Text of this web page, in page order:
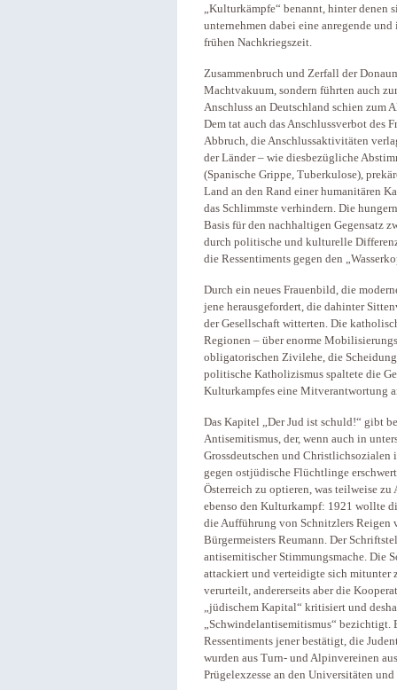
„Kulturkämpfe“ benannt, hinter denen
unternehmen dabei eine anregende
frühen Nachkriegszeit.
Zusammenbruch und Zerfall der
Machtvakuum, sondern führten auch
Anschluss an Deutschland schien zum
Dem tat auch das Anschlussverbot des
Abbruch, die Anschlussaktivitäten
der Länder – wie diesbezügliche
(Spanische Grippe, Tuberkulose),
Land an den Rand einer humanitären
das Schlimmste verhindern. Die
Basis für den nachhaltigen Gegensatz
durch politische und kulturelle
die Ressentiments gegen den
Durch ein neues Frauenbild, die
jene herausgefordert, die dahinter
der Gesellschaft witterten. Die
Regionen – über enorme
obligatorischen Zivilehe, die
politische Katholizismus spaltete die
Kulturkampfes eine Mitverantwortung
Das Kapitel „Der Jud ist schuld!“ gibt
Antisemitismus, der, wenn auch in
Grossdeutschen und Christlichsozialen
gegen ostjüdische Flüchtlinge
Österreich zu optieren, was teilweise
ebenso den Kulturkampf: 1921 wollte
die Aufführung von Schnitzlers Reigen
Bürgermeisters Reumann. Der
antisemitischer Stimmungsmache. Die
attackiert und verteidigte sich mitunter
verurteilt, andererseits aber die
„jüdischem Kapital“ kritisiert und
„Schwindelantisemitismus“
Ressentiments jener bestätigt, die
wurden aus Turn- und Alpinvereinen
Prügelexzesse an den Universitäten